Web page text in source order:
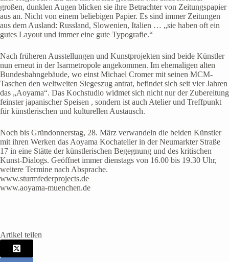
großen, dunklen Augen blicken sie ihre Betrachter von Zeitungspapier
aus an. Nicht von einem beliebigen Papier. Es sind immer Zeitungen
aus dem Ausland: Russland, Slowenien, Italien … „sie haben oft ein
gutes Layout und immer eine gute Typografie.“
Nach früheren Ausstellungen und Kunstprojekten sind beide Künstler
nun erneut in der Isarmetropole angekommen. Im ehemaligen alten
Bundesbahngebäude, wo einst Michael Cromer mit seinen MCM-
Taschen den weltweiten Siegeszug antrat, befindet sich seit vier Jahren
das „Aoyama“. Das Kochstudio widmet sich nicht nur der Zubereitung
feinster japanischer Speisen , sondern ist auch Atelier und Treffpunkt
für künstlerischen und kulturellen Austausch.
Noch bis Gründonnerstag, 28. März verwandeln die beiden Künstler
mit ihren Werken das Aoyama Kochatelier in der Neumarkter Straße
17 in eine Stätte der künstlerischen Begegnung und des kritischen
Kunst-Dialogs. Geöffnet immer dienstags von 16.00 bis 19.30 Uhr,
weitere Termine nach Absprache.
www.sturmfederprojects.de
www.aoyama-muenchen.de
Artikel teilen